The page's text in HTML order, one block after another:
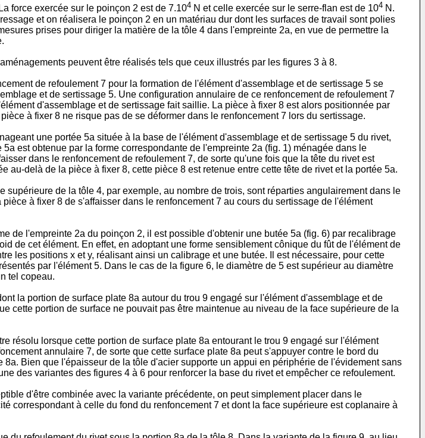
force exercée sur le poinçon 2 est de 7.104 N et celle exercée sur le serre-flan est de 104 N.
et on réalisera le poinçon 2 en un matériau dur dont les surfaces de travail sont polies
prises pour diriger la matière de la tôle 4 dans l'empreinte 2a, en vue de permettre la
peuvent être réalisés tels que ceux illustrés par les figures 3 à 8.
de refoulement 7 pour la formation de l'élément d'assemblage et de sertissage 5 se
et de sertissage 5. Une configuration annulaire de ce renfoncement de refoulement 7
d'assemblage et de sertissage fait saillie. La pièce à fixer 8 est alors positionnée par
à fixer 8 ne risque pas de se déformer dans le renfoncement 7 lors du sertissage.
une portée 5a située à la base de l'élément d'assemblage et de sertissage 5 du rivet,
est obtenue par la forme correspondante de l'empreinte 2a (fig. 1) ménagée dans le
dans le renfoncement de refoulement 7, de sorte qu'une fois que la tête du rivet est
delà de la pièce à fixer 8, cette pièce 8 est retenue entre cette tête de rivet et la portée 5a.
de la tôle 4, par exemple, au nombre de trois, sont réparties angulairement dans le
à fixer 8 de s'affaisser dans le renfoncement 7 au cours du sertissage de l'élément
de l'empreinte 2a du poinçon 2, il est possible d'obtenir une butée 5a (fig. 6) par recalibrage
de cet élément. En effet, en adoptant une forme sensiblement cônique du fût de l'élément de
les positions x et y, réalisant ainsi un calibrage et une butée. Il est nécessaire, pour cette
par l'élément 5. Dans le cas de la figure 6, le diamètre de 5 est supérieur au diamètre
tel copeau.
la portion de surface plate 8a autour du trou 9 engagé sur l'élément d'assemblage et de
cette portion de surface ne pouvait pas être maintenue au niveau de la face supérieure de la
résolu lorsque cette portion de surface plate 8a entourant le trou 9 engagé sur l'élément
annulaire 7, de sorte que cette surface plate 8a peut s'appuyer contre le bord du
Bien que l'épaisseur de la tôle d'acier supporte un appui en périphérie de l'évidement sans
des variantes des figures 4 à 6 pour renforcer la base du rivet et empêcher ce refoulement.
d'être combinée avec la variante précédente, on peut simplement placer dans le
correspondant à celle du fond du renfoncement 7 et dont la face supérieure est coplanaire à